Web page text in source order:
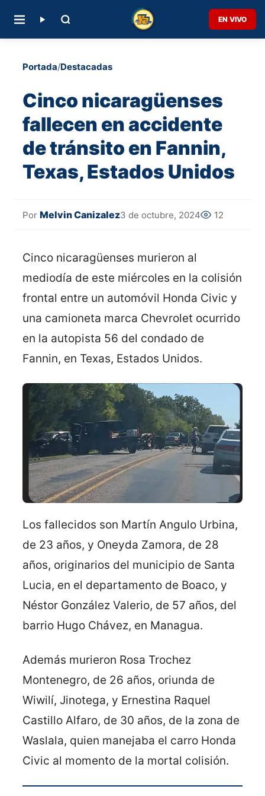
EN VIVO
Portada/Destacadas
Cinco nicaragüenses
fallecen en accidente
de tránsito en Fannin,
Texas, Estados Unidos
Por Melvin Canizalez3 de octubre, 2024 12
Cinco nicaragüenses murieron al
mediodía de este miércoles en la colisión
frontal entre un automóvil Honda Civic y
una camioneta marca Chevrolet ocurrido
en la autopista 56 del condado de
Fannin, en Texas, Estados Unidos.
Los fallecidos son Martín Angulo Urbina,
de 23 años, y Oneyda Zamora, de 28
años, originarios del municipio de Santa
Lucia, en el departamento de Boaco, y
Néstor González Valerio, de 57 años, del
barrio Hugo Chávez, en Managua.
Además murieron Rosa Trochez
Montenegro, de 26 años, oriunda de
Wiwilí, Jinotega, y Ernestina Raquel
Castillo Alfaro, de 30 años, de la zona de
Waslala, quien manejaba el carro Honda
Civic al momento de la mortal colisión.